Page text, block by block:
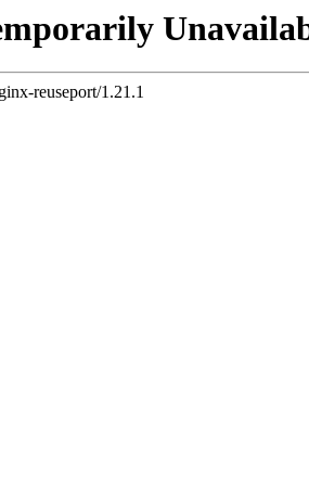
reuseport/1.21.1